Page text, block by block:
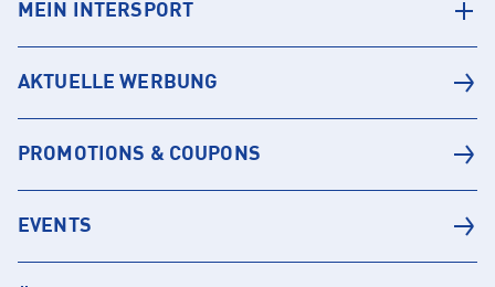
MEIN INTERSPORT
AKTUELLE WERBUNG
PROMOTIONS & COUPONS
EVENTS